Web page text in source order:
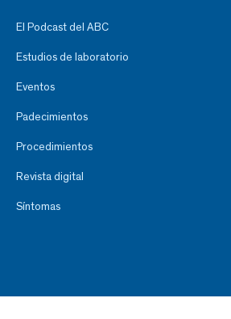
El Podcast del ABC
Estudios de laboratorio
Eventos
Padecimientos
Procedimientos
Revista digital
Síntomas